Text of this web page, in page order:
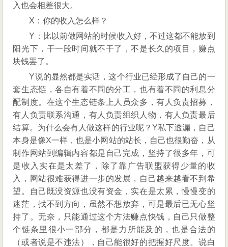
入也会相差很大。
X：你的收入怎么样？
Y：比以前做网站的时候收入好，不过这都不能放到
阳光下，干一段时间就不干了，不是长久的项目，赚点
块钱罢了。
Y说的显然都是实话，这个行业已经形成了自己的一
套生态链，各自有着不同的分工，也有着不同的利息分
配制度。在这个生态链条上人员众多，有人负责招募，
有人负责联系沟通，有人负责组织人物，有人负责最后
结算。为什么会有人做这样的行业呢？Y私下透漏，自己
本身是像X一样，也是小网站的站长，自己也很勤奋，从
制作网站到编辑内容都是自己完成，坚持了很多年，可
是收入实在是太差了，除了靠广告联盟获得少量的收
入，网站很难获得进一步的发展，自己越来越看不到希
望。自己既没资源也没有资金，实在是太累，慢慢变的
迷茫，找不到方向，虽然不想放弃，可是最后已无心坚
持了。无奈，只能通过这个方法赚点快钱，自己只做整
个链条里很小一部分，都是力所能及的，也是合法的
（或者说是不违法），自己能很好的把握好尺度。说白